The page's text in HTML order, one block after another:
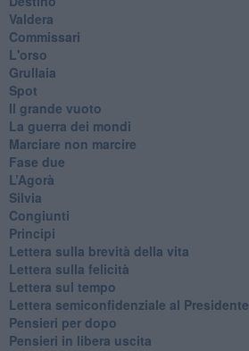
Valdera
Commissari
L'orso
Grullaia
Spot
​Il grande vuoto
​La guerra dei mondi
Marciare non marcire
Fase due
L’Agorà
Silvia
Congiunti
Principi
​Lettera sulla brevità della vita
​Lettera sulla felicità
​Lettera sul tempo
Lettera semiconfidenziale al Presidente
Pensieri per dopo
​Pensieri in libera uscita